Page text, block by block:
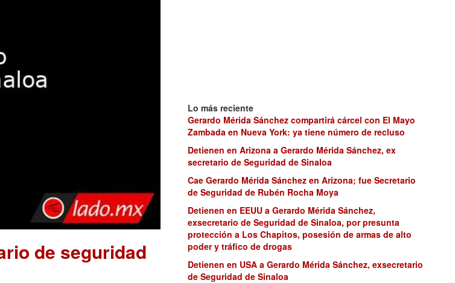
de seguridad
Lo más reciente
Gerardo Mérida Sánchez compartirá cárcel con El Mayo
Zambada en Nueva York: ya tiene número de recluso
Detienen en Arizona a Gerardo Mérida Sánchez, ex
secretario de Seguridad de Sinaloa
Cae Gerardo Mérida Sánchez en Arizona; fue Secretario
de Seguridad de Rubén Rocha Moya
Detienen en EEUU a Gerardo Mérida Sánchez,
exsecretario de Seguridad de Sinaloa, por presunta
protección a Los Chapitos, posesión de armas de alto
poder y tráfico de drogas
Detienen en USA a Gerardo Mérida Sánchez, exsecretario
de Seguridad de Sinaloa